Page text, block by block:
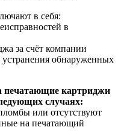
в себя:
в
за счёт компании
обнаруженных
печатающие картриджи
случаях:
или отсутствуют
на печатающий